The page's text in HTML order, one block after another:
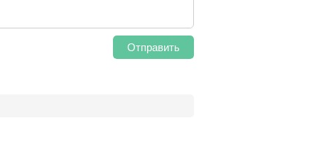
Отправить